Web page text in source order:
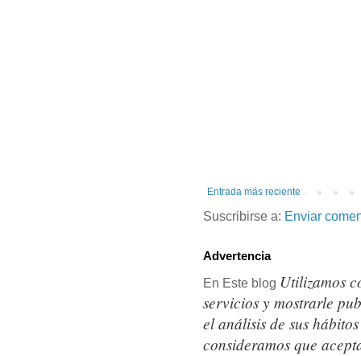
Entrada más reciente
Suscribirse a: Enviar
Advertencia
En Este blog Utilizamos
servicios y mostrarle
el análisis de sus
consideramos que